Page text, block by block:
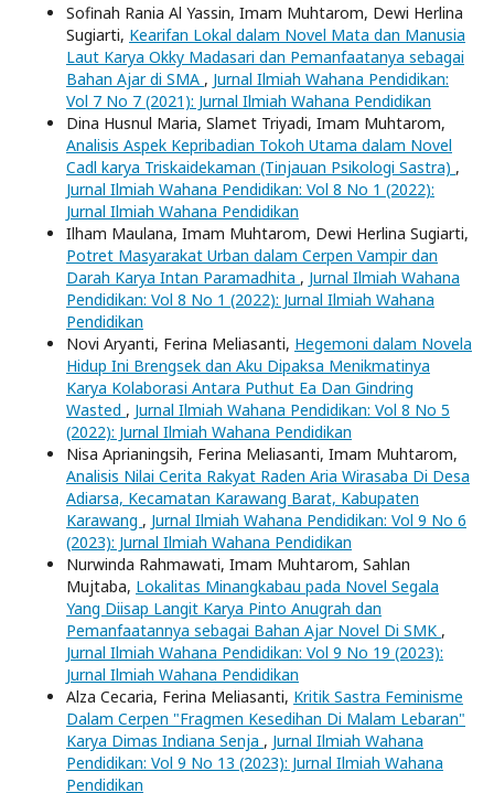
Sofinah Rania Al Yassin, Imam Muhtarom, Dewi Herlina
Sugiarti, Kearifan Lokal dalam Novel Mata dan Manusia
Laut Karya Okky Madasari dan Pemanfaatanya sebagai
Bahan Ajar di SMA , Jurnal Ilmiah Wahana Pendidikan:
Vol 7 No 7 (2021): Jurnal Ilmiah Wahana Pendidikan
Dina Husnul Maria, Slamet Triyadi, Imam Muhtarom,
Analisis Aspek Kepribadian Tokoh Utama dalam Novel
Cadl karya Triskaidekaman (Tinjauan Psikologi Sastra) ,
Jurnal Ilmiah Wahana Pendidikan: Vol 8 No 1 (2022):
Jurnal Ilmiah Wahana Pendidikan
Ilham Maulana, Imam Muhtarom, Dewi Herlina Sugiarti,
Potret Masyarakat Urban dalam Cerpen Vampir dan
Darah Karya Intan Paramadhita , Jurnal Ilmiah Wahana
Pendidikan: Vol 8 No 1 (2022): Jurnal Ilmiah Wahana
Pendidikan
Novi Aryanti, Ferina Meliasanti, Hegemoni dalam Novela
Hidup Ini Brengsek dan Aku Dipaksa Menikmatinya
Karya Kolaborasi Antara Puthut Ea Dan Gindring
Wasted , Jurnal Ilmiah Wahana Pendidikan: Vol 8 No 5
(2022): Jurnal Ilmiah Wahana Pendidikan
Nisa Aprianingsih, Ferina Meliasanti, Imam Muhtarom,
Analisis Nilai Cerita Rakyat Raden Aria Wirasaba Di Desa
Adiarsa, Kecamatan Karawang Barat, Kabupaten
Karawang , Jurnal Ilmiah Wahana Pendidikan: Vol 9 No 6
(2023): Jurnal Ilmiah Wahana Pendidikan
Nurwinda Rahmawati, Imam Muhtarom, Sahlan
Mujtaba, Lokalitas Minangkabau pada Novel Segala
Yang Diisap Langit Karya Pinto Anugrah dan
Pemanfaatannya sebagai Bahan Ajar Novel Di SMK ,
Jurnal Ilmiah Wahana Pendidikan: Vol 9 No 19 (2023):
Jurnal Ilmiah Wahana Pendidikan
Alza Cecaria, Ferina Meliasanti, Kritik Sastra Feminisme
Dalam Cerpen "Fragmen Kesedihan Di Malam Lebaran"
Karya Dimas Indiana Senja , Jurnal Ilmiah Wahana
Pendidikan: Vol 9 No 13 (2023): Jurnal Ilmiah Wahana
Pendidikan